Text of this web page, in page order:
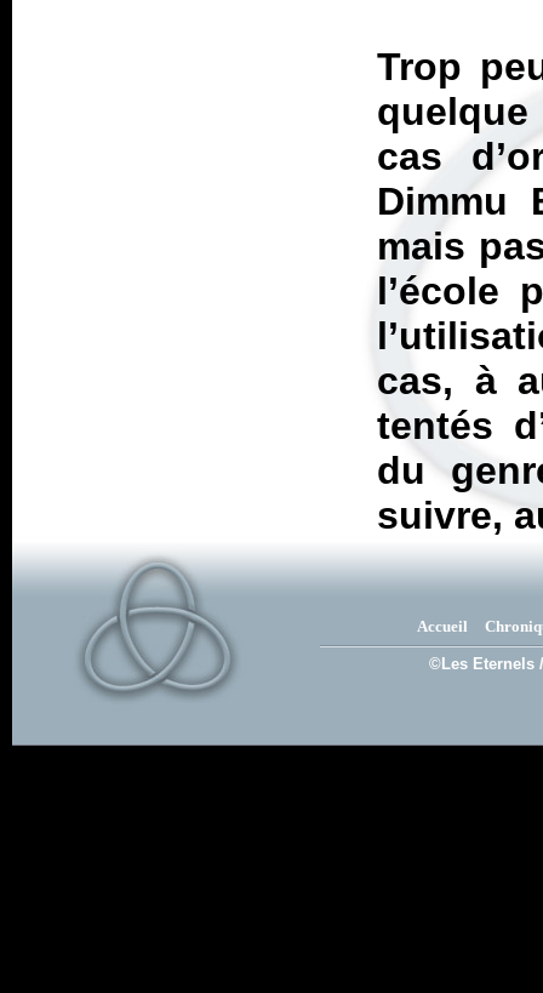
Trop
cas
Dimmu
mais
l’école
cas, à
tentés
du
suivre,
Accueil
©Les Eternels